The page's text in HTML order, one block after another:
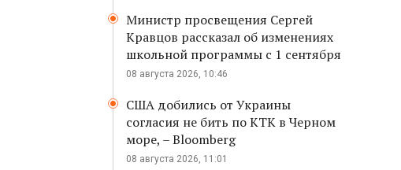
Министр просвещения Сергей
Кравцов рассказал об изменениях
школьной программы с 1 сентября
08 августа 2026, 10:46
США добились от Украины
согласия не бить по КТК в Черном
море, – Bloomberg
08 августа 2026, 11:01